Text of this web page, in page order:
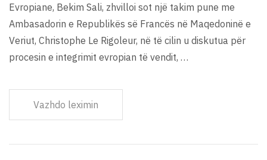
Evropiane, Bekim Sali, zhvilloi sot një takim pune me
Ambasadorin e Republikës së Francës në Maqedoninë e
Veriut, Christophe Le Rigoleur, në të cilin u diskutua për
procesin e integrimit evropian të vendit, …
Vazhdo leximin